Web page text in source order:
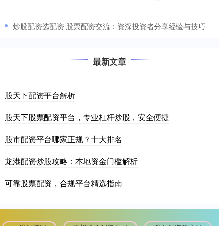
​炒股配资选配资 股票配资交流：资深投资者分享经验与技巧
最新文章
股天下配资平台解析
股天下股票配资平台，专业杠杆炒股，安全便捷
股市配资平台哪家正规？十大排名
龙港配资炒股攻略：本地资金门槛解析
可靠股票配资，合规平台精选指南